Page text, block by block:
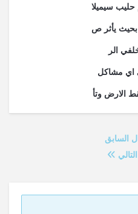
يأثر ص
الر
السابق